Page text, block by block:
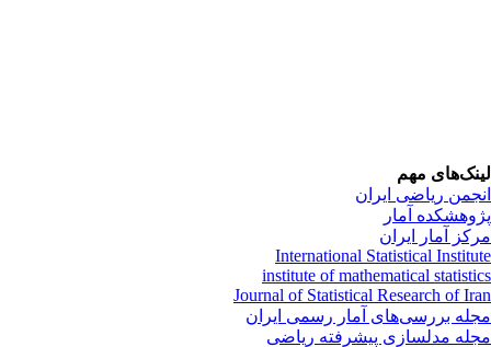
مهم
ریاضی ایران
آمار
آمار ایران
International Statistical
institute of mathematical
Journal of Statistical Research of
بررسی‌های آمار رسمی ایران
مدلسازی پیشرفته ریاضی